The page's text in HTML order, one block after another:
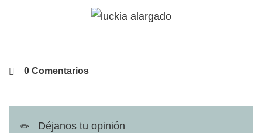
0 Comentarios
Déjanos tu opinión